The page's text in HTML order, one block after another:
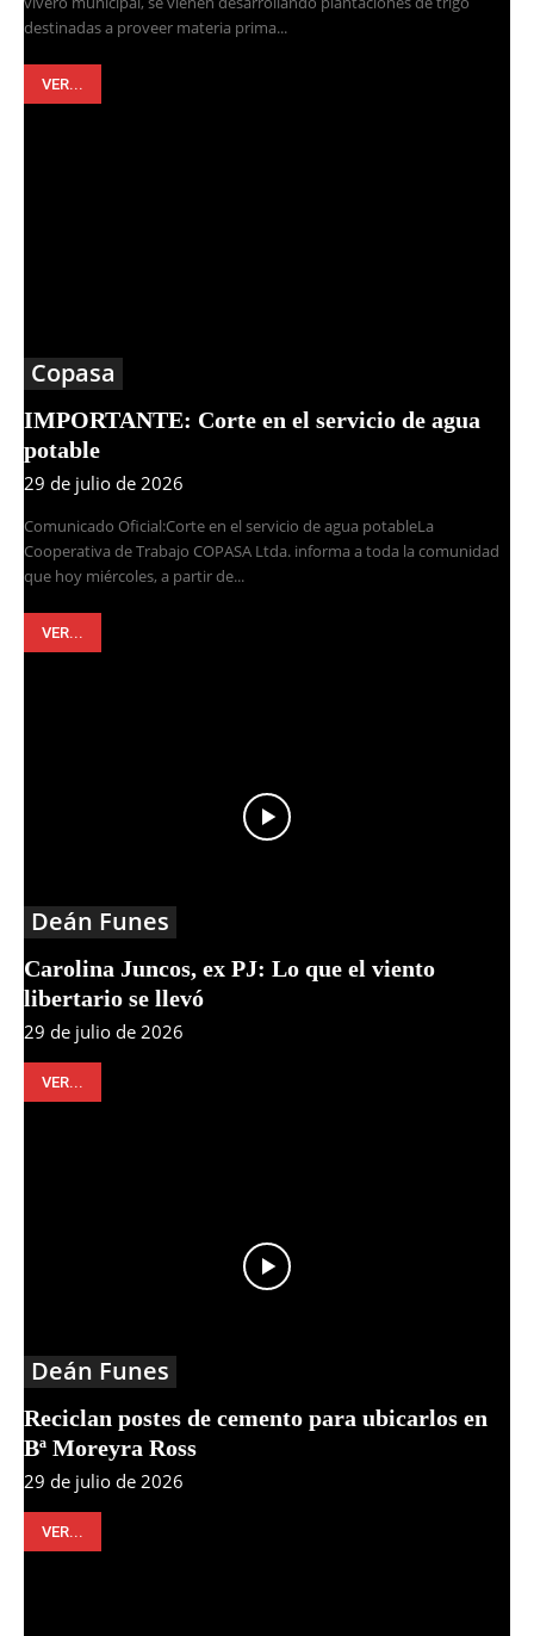
destinadas a proveer materia prima...
VER...
Copasa
IMPORTANTE: Corte en el servicio de agua
potable
29 de julio de 2026
Comunicado Oficial:Corte en el servicio de agua potableLa
Cooperativa de Trabajo COPASA Ltda. informa a toda la comunidad
que hoy miércoles, a partir de...
VER...
Deán Funes
Carolina Juncos, ex PJ: Lo que el viento
libertario se llevó
29 de julio de 2026
VER...
Deán Funes
Reciclan postes de cemento para ubicarlos en
Bª Moreyra Ross
29 de julio de 2026
VER...